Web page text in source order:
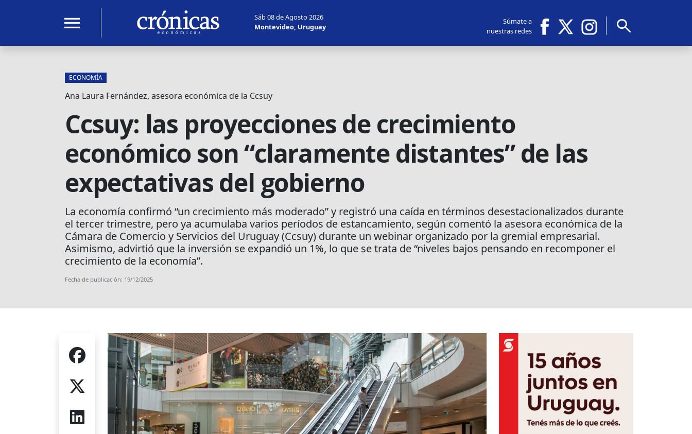
menu
Sáb 08 de Agosto 2026
Montevideo, Uruguay
Súmate a
nuestras redes
search
ECONOMÍA
Ana Laura Fernández, asesora económica de la Ccsuy
Ccsuy: las proyecciones de crecimiento
económico son “claramente distantes” de las
expectativas del gobierno
La economía confirmó “un crecimiento más moderado” y registró una caída en términos desestacionalizados durante
el tercer trimestre, pero ya acumulaba varios períodos de estancamiento, según comentó la asesora económica de la
Cámara de Comercio y Servicios del Uruguay (Ccsuy) durante un webinar organizado por la gremial empresarial.
Asimismo, advirtió que la inversión se expandió un 1%, lo que se trata de “niveles bajos pensando en recomponer el
crecimiento de la economía”.
Fecha de publicación: 19/12/2025